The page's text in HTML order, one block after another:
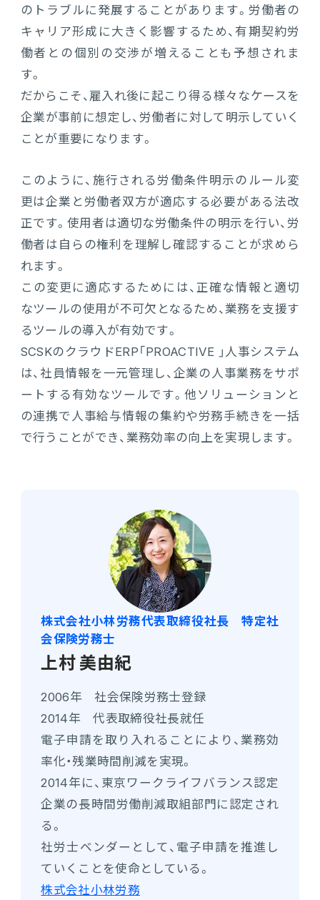
のトラブルに発展することがあります。労働者の
キャリア形成に大きく影響するため、有期契約労
働者との個別の交渉が増えることも予想されま
す。
だからこそ、雇入れ後に起こり得る様々なケースを
企業が事前に想定し、労働者に対して明示していく
ことが重要になります。
このように、施行される労働条件明示のルール変
更は企業と労働者双方が適応する必要がある法改
正です。使用者は適切な労働条件の明示を行い、労
働者は自らの権利を理解し確認することが求めら
れます。
この変更に適応するためには、正確な情報と適切
なツールの使用が不可欠となるため、業務を支援す
るツールの導入が有効です。
SCSKのクラウドERP「PROACTIVE 」人事システム
は、社員情報を一元管理し、企業の人事業務をサポ
ートする有効なツールです。他ソリューションと
の連携で人事給与情報の集約や労務手続きを一括
で行うことができ、業務効率の向上を実現します。
株式会社小林労務代表取締役社長 特定社
会保険労務士
上村 美由紀
2006年 社会保険労務士登録
2014年 代表取締役社長就任
電子申請を取り入れることにより、業務効
率化・残業時間削減を実現。
2014年に、東京ワークライフバランス認定
企業の長時間労働削減取組部門に認定され
る。
社労士ベンダーとして、電子申請を推進し
ていくことを使命としている。
株式会社小林労務